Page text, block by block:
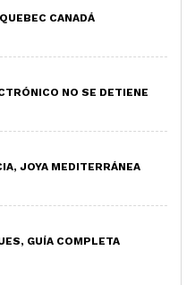
CANADÁ
NO SE DETIENE
JOYA MEDITERRÁNEA
GUÍA COMPLETA